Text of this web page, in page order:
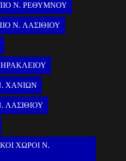
Ν. ΡΕΘΥΜΝΟΥ
Ν. ΛΑΣΙΘΙΟΥ
ΧΑΝΙΩΝ
ΛΑΣΙΘΙΟΥ
ΧΩΡΟΙ Ν.